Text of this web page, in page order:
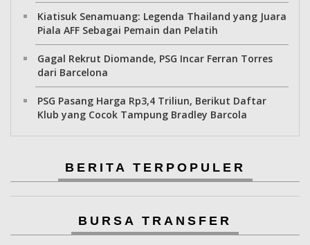
Kiatisuk Senamuang: Legenda Thailand yang Juara
Piala AFF Sebagai Pemain dan Pelatih
Gagal Rekrut Diomande, PSG Incar Ferran Torres
dari Barcelona
PSG Pasang Harga Rp3,4 Triliun, Berikut Daftar
Klub yang Cocok Tampung Bradley Barcola
BERITA TERPOPULER
BURSA TRANSFER